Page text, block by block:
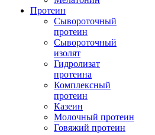
Протеин
Сывороточный
протеин
Сывороточный
изолят
Гидролизат
протеина
Комплексный
протеин
Казеин
Молочный протеин
Говяжий протеин